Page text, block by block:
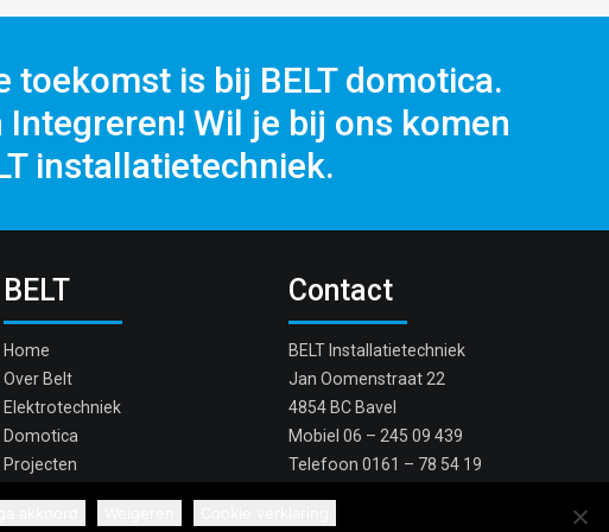
is bij BELT domotica.
Wil je bij ons komen
installatietechniek.
BELT
Home
Over Belt
Elektrotechniek
Domotica
Projecten
Contact
BELT Installatietechniek
Jan Oomenstraat 22
4854 BC Bavel
Mobiel 06 – 245 09 439
Telefoon 0161 – 78 54 19